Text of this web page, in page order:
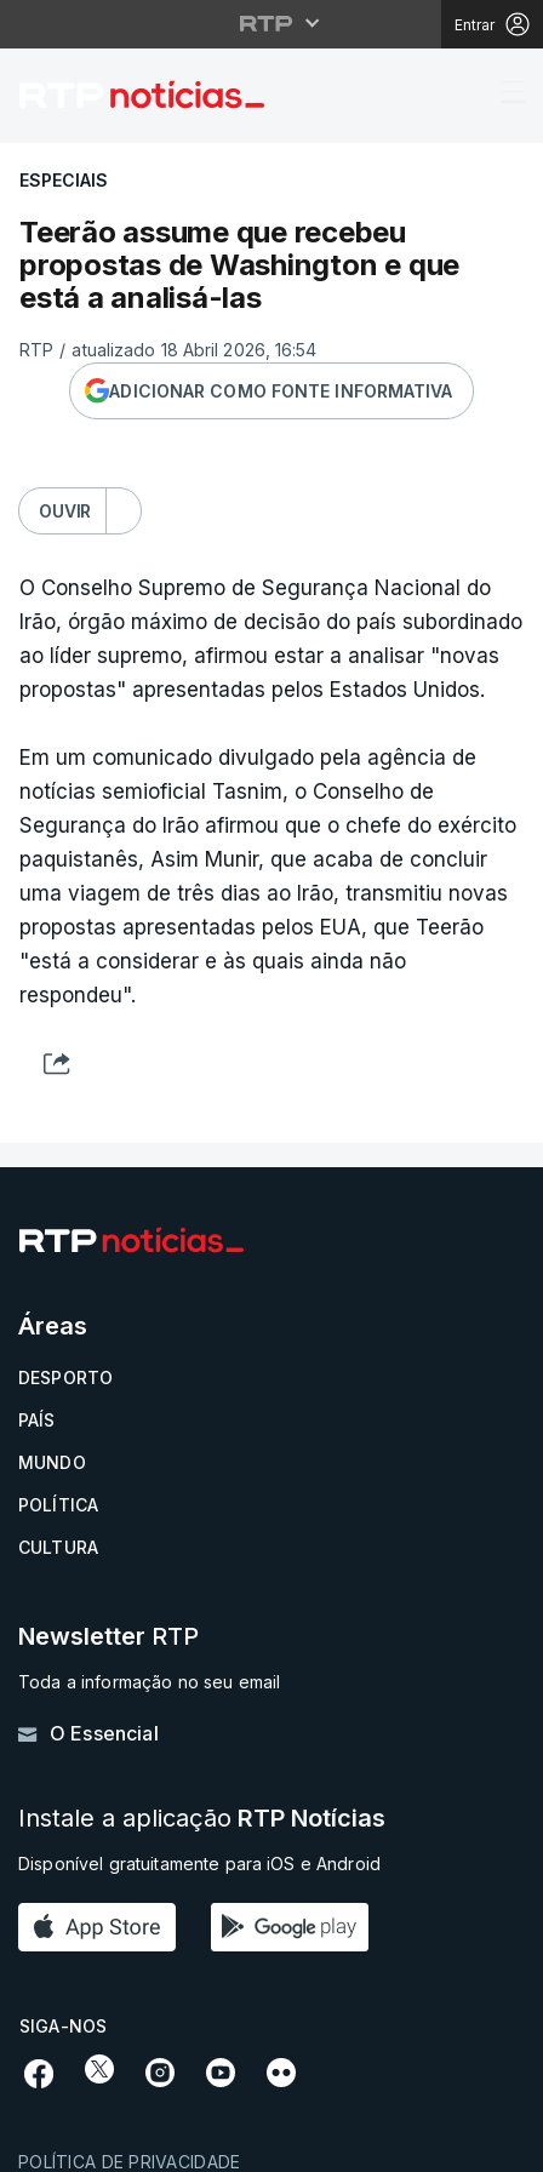
Entrar
Teerão assume que
ESPECIAIS
Teerão assume que recebeu
propostas de Washington e que
está a analisá-las
RTP / atualizado 18 Abril 2026, 16:54
ADICIONAR COMO FONTE INFORMATIVA
OUVIR
O Conselho Supremo de Segurança Nacional do
Irão, órgão máximo de decisão do país subordinado
ao líder supremo, afirmou estar a analisar "novas
propostas" apresentadas pelos Estados Unidos.
Em um comunicado divulgado pela agência de
notícias semioficial Tasnim, o Conselho de
Segurança do Irão afirmou que o chefe do exército
paquistanês, Asim Munir, que acaba de concluir
uma viagem de três dias ao Irão, transmitiu novas
propostas apresentadas pelos EUA, que Teerão
"está a considerar e às quais ainda não
respondeu".
Áreas
DESPORTO
PAÍS
MUNDO
POLÍTICA
CULTURA
Newsletter RTP
Toda a informação no seu email
O Essencial
Instale a aplicação RTP Notícias
Disponível gratuitamente para iOS e Android
SIGA-NOS
POLÍTICA DE PRIVACIDADE